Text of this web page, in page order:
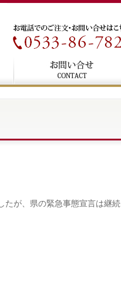
たが、県の緊急事態宣言は継続